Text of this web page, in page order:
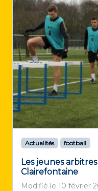
Actualités football
Les jeunes
Clairefontaine
Modifié le 10 février